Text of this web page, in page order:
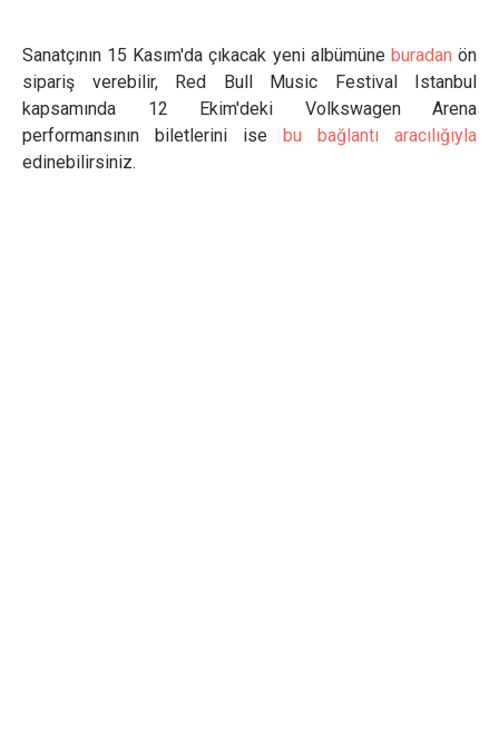
Sanatçının 15 Kasım'da çıkacak yeni albümüne buradan ön
sipariş verebilir, Red Bull Music Festival Istanbul
kapsamında 12 Ekim'deki Volkswagen Arena
performansının biletlerini ise bu bağlantı aracılığıyla
edinebilirsiniz.